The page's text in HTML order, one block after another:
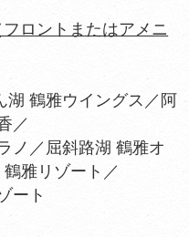
ロントまたはアメニ
湖 鶴雅ウイングス／阿
／
ノ／屈斜路湖 鶴雅オ
雅リゾート／
ート